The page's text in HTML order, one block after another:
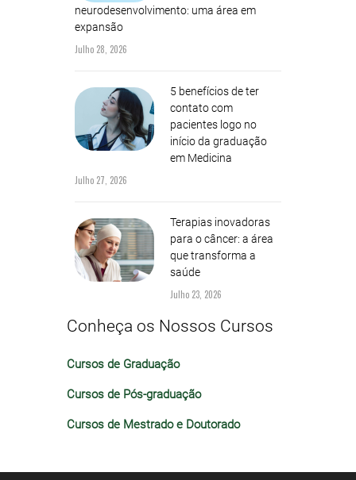
neurodesenvolvimento: uma área em
expansão
Julho 28, 2026
5 benefícios de ter
contato com
pacientes logo no
início da graduação
em Medicina
Julho 27, 2026
Terapias inovadoras
para o câncer: a área
que transforma a
saúde
Julho 23, 2026
Conheça os Nossos Cursos
Cursos de Graduação
Cursos de Pós-graduação
Cursos de Mestrado e Doutorado